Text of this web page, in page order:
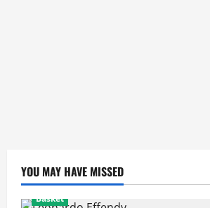
YOU MAY HAVE MISSED
Basket